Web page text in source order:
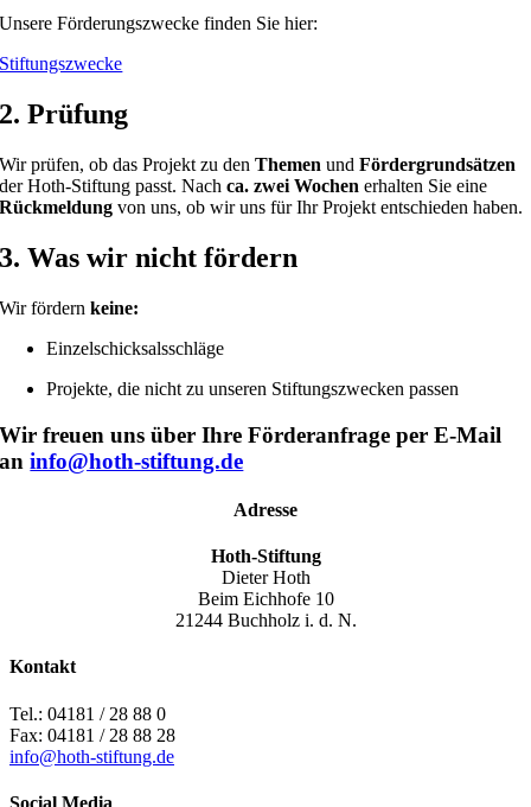
Unsere Förderungszwecke finden Sie hier:
Stiftungszwecke
2. Prüfung
Wir prüfen, ob das Projekt zu denThemen undFördergrundsätzen
der Hoth-Stiftung passt. Nachca. zwei Wochen erhalten Sie eine
Rückmeldung von uns, ob wir uns für Ihr Projekt entschieden haben.
3. Was wir nicht fördern
Wir fördernkeine:
Einzelschicksalsschläge
Projekte, die nicht zu unseren Stiftungszwecken passen
Wir freuen uns über Ihre Förderanfrage per E-Mail
aninfo@hoth-stiftung.de
Adresse
Hoth-Stiftung
Dieter Hoth
Beim Eichhofe 10
21244 Buchholz i. d. N.
Kontakt
Tel.: 04181 / 28 88 0
Fax: 04181 / 28 88 28
info@hoth-stiftung.de
Social Media